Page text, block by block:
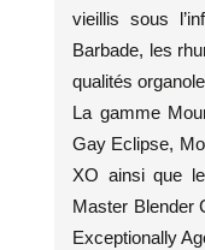
vieillis sous
Barbade, les
qualités
La gamme
Gay Eclipse,
XO ainsi que
Master Blender
Exceptionally